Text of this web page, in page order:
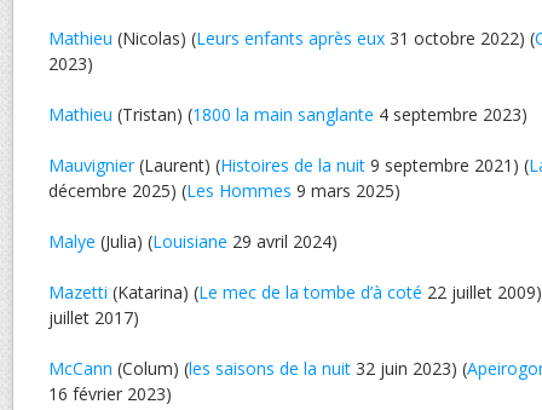
Mathieu (Nicolas) (Leurs enfants après eux 31 octobre 2022) (
2023)
Mathieu (Tristan) (1800 la main sanglante 4 septembre 2023)
Mauvignier(Laurent) (Histoires de la nuit 9 septembre 2021) (
décembre 2025) (Les Hommes 9 mars 2025)
Malye (Julia) (Louisiane 29 avril 2024)
Mazetti (Katarina) (Le mec de la tombe d’à coté 22 juillet
juillet 2017)
McCann (Colum) (les saisons de la nuit 32 juin 2023) (
16 février 2023)